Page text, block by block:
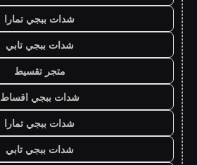
شدات ببجي تمارا
شدات ببجي تابي
متجر تقسيط
شدات ببجي اقساط
شدات ببجي تمارا
شدات ببجي تابي